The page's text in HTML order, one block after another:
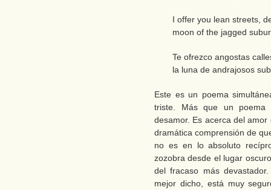
I offer you lean streets,
moon of the jagged
Te ofrezco angostas
la luna de andrajosos
Este es un poema
triste. Más que un
desamor. Es acerca del
dramática comprensión de
no es en lo absoluto
zozobra desde el lugar
del fracaso más
mejor dicho, está muy